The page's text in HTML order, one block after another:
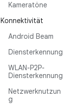
Kameratöne
Konnektivität
Android Beam
Diensterkennung
WLAN-P2P-
Diensterkennung
Netzwerknutzun
g